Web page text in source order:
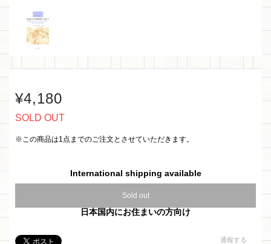
¥4,180
SOLD OUT
※この商品は1点までのご注文とさせていただきます。
International shipping available
Sold out
日本国内にお住まいの方向け
通報する